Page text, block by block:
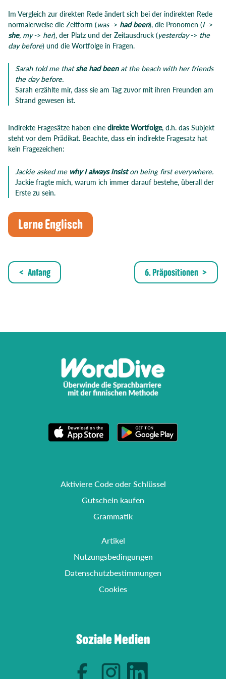
Im Vergleich zur direkten Rede ändert sich bei der indirekten Rede
normalerweise die Zeitform (was-> had been), die Pronomen (I->
she, my-> her), der Platz und der Zeitausdruck (yesterday-> the
day before) und die Wortfolge in Fragen.
Sarah told me thatshe had beenat the beach with her friends
the day before.
Sarah erzählte mir, dass sie am Tag zuvor mit ihren Freunden am
Strand gewesen ist.
Indirekte Fragesätze haben eine direkte Wortfolge, d.h. das Subjekt
steht vor dem Prädikat. Beachte, dass ein indirekte Fragesatz hat
kein Fragezeichen:
Jackie asked me why I always insiston being first everywhere.
Jackie fragte mich, warum ich immer darauf bestehe, überall der
Erste zu sein.
Lerne Englisch
Anfang 6. Präpositionen
Aktiviere Code oder Schlüssel
Gutschein kaufen
Grammatik
Artikel
Nutzungsbedingungen
Datenschutzbestimmungen
Cookies
Soziale Medien